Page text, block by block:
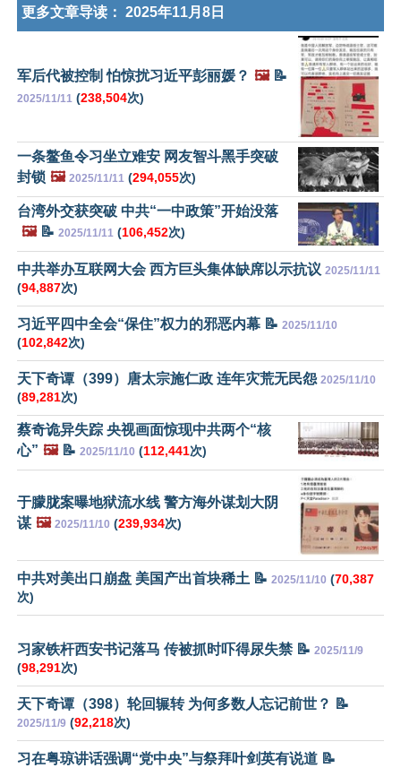
更多文章导读： 2025年11月8日
军后代被控制 怕惊扰习近平彭丽媛？ 🖼️📝
2025/11/11 (238,504次)
一条鳌鱼令习坐立难安 网友智斗黑手突破
封锁 🖼️ 2025/11/11 (294,055次)
台湾外交获突破 中共“一中政策”开始没落
🖼️📝 2025/11/11 (106,452次)
中共举办互联网大会 西方巨头集体缺席以示抗议 2025/11/11
(94,887次)
习近平四中全会“保住”权力的邪恶内幕 📝 2025/11/10
(102,842次)
天下奇谭（399）唐太宗施仁政 连年灾荒无民怨 2025/11/10
(89,281次)
蔡奇诡异失踪 央视画面惊现中共两个“核
心” 🖼️📝 2025/11/10 (112,441次)
于朦胧案曝地狱流水线 警方海外谋划大阴
谋 🖼️ 2025/11/10 (239,934次)
中共对美出口崩盘 美国产出首块稀土 📝 2025/11/10 (70,387
次)
习家铁杆西安书记落马 传被抓时吓得尿失禁 📝 2025/11/9
(98,291次)
天下奇谭（398）轮回辗转 为何多数人忘记前世？ 📝
2025/11/9 (92,218次)
习在粤琼讲话强调“党中央”与祭拜叶剑英有说道 📝